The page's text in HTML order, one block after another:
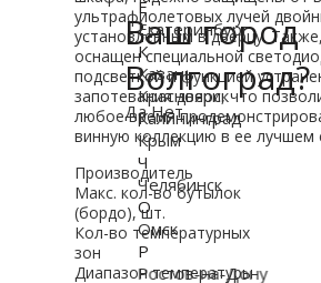
ультрафиолетовых лучей
установленным в дверцу.
оснащен специальной
подсветкой и функцией
запотевания двери, что
любое время
винную коллекцию в ее лучшем
Производитель
Макс. кол-во бутылок
(бордо), шт.
Кол-во температурных
зон
Диапазон температуры
Ваш город
Волгоград?
Да Нет
Е
Екатеринбург
К
Казань
Красноярск
Калининград
Крым
Ч
Челябинск
О
Омск
Р
Ростов-на-Дону